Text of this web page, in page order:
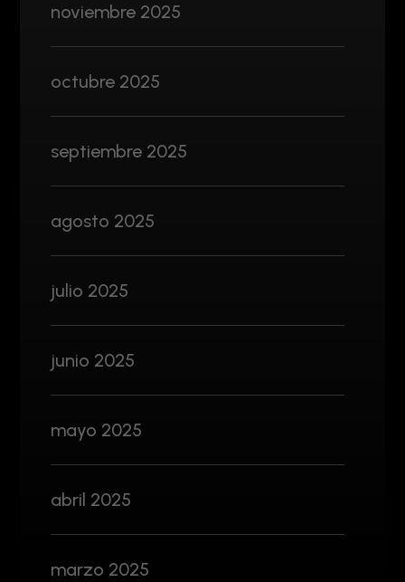
noviembre 2025
octubre 2025
septiembre 2025
agosto 2025
julio 2025
junio 2025
mayo 2025
abril 2025
marzo 2025